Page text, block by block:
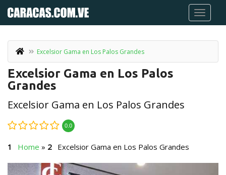
Excelsior Gama en Los Palos Grandes
Excelsior Gama en Los Palos
Grandes
Excelsior Gama en Los Palos Grandes
0.0
Home » Excelsior Gama en Los Palos Grandes